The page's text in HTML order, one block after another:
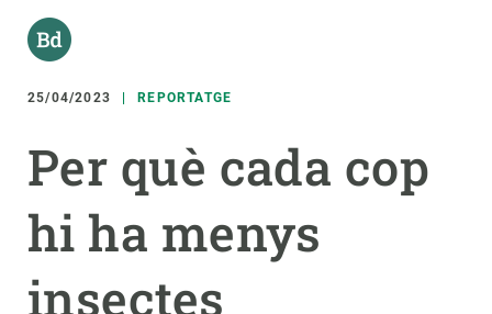
d'ariadna
25/04/2023 REPORTATGE
Per què cada cop
hi ha menys
insectes
Featured
responsive
INTRANET
Responsive
menu
RECERCA
CIÈNCIA EN ACCIÓ
UNEIX-TE A NOSALTRES